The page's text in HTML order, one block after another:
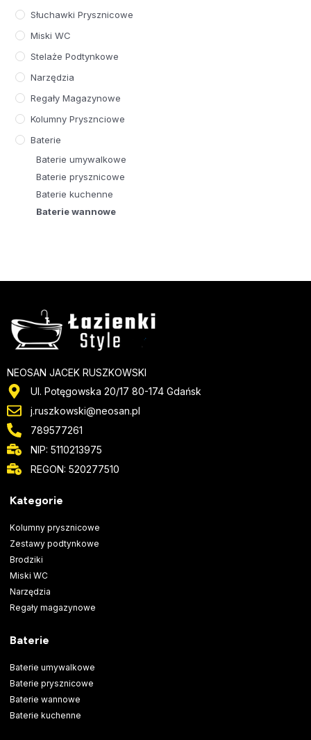
Słuchawki Prysznicowe
Miski WC
Stelaże Podtynkowe
Narzędzia
Regały Magazynowe
Kolumny Prysznciowe
Baterie
Baterie umywalkowe
Baterie prysznicowe
Baterie kuchenne
Baterie wannowe
NEOSAN JACEK RUSZKOWSKI
Ul. Potęgowska 20/17 80-174 Gdańsk
j.ruszkowski@neosan.pl
789577261
NIP: 5110213975
REGON: 520277510
Kategorie
Kolumny prysznicowe
Zestawy podtynkowe
Brodziki
Miski WC
Narzędzia
Regały magazynowe
Baterie
Baterie umywalkowe
Baterie prysznicowe
Baterie wannowe
Baterie kuchenne